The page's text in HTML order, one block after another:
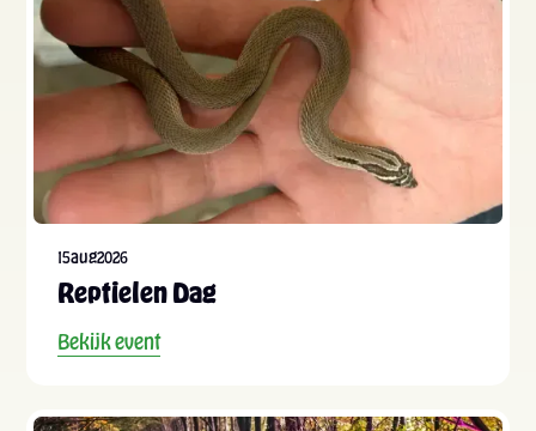
15aug2026
Reptielen Dag
Bekijk event